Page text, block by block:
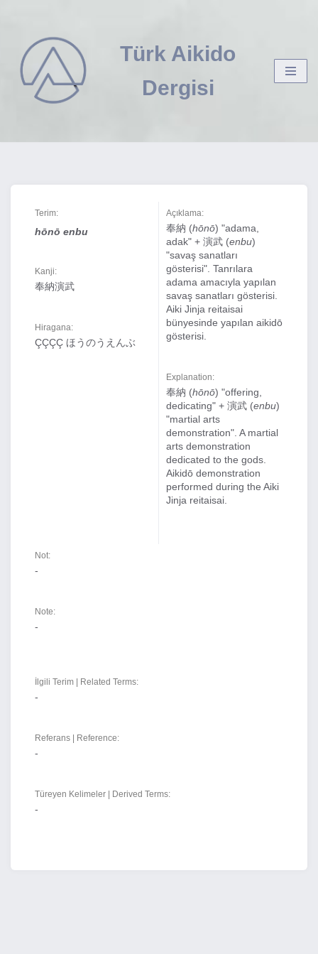
İçeriğe
geç
Türk Aikido
Dergisi
Terim:
hōnō enbu
Kanji:
奉納演武
Hiragana:
ÇÇÇÇ ほうのうえんぶ
Açıklama:
奉納 (hōnō) "adama,
adak" + 演武 (enbu)
"savaş sanatları
gösterisi". Tanrılara
adama amacıyla yapılan
savaş sanatları gösterisi.
Aiki Jinja reitaisai
bünyesinde yapılan aikidō
gösterisi.
Explanation:
奉納 (hōnō) "offering,
dedicating" + 演武 (enbu)
"martial arts
demonstration". A martial
arts demonstration
dedicated to the gods.
Aikidō demonstration
performed during the Aiki
Jinja reitaisai.
Not:
-
Note:
-
İlgili Terim | Related Terms:
-
Referans | Reference:
-
Türeyen Kelimeler | Derived Terms:
-